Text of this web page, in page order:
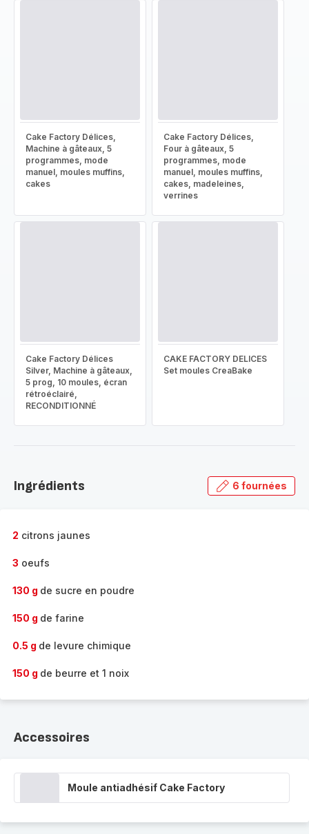
Cake Factory Délices,
Machine à gâteaux, 5
programmes, mode
manuel, moules muffins,
cakes
Cake Factory Délices,
Four à gâteaux, 5
programmes, mode
manuel, moules muffins,
cakes, madeleines,
verrines
Cake Factory Délices
Silver, Machine à gâteaux,
5 prog, 10 moules, écran
rétroéclairé,
RECONDITIONNÉ
CAKE FACTORY DELICES
Set moules CreaBake
Ingrédients 6 fournées
2 citrons jaunes
3 oeufs
130 g de sucre en poudre
150 g de farine
0.5 g de levure chimique
150 g de beurre et 1 noix
Accessoires
Moule antiadhésif Cake Factory